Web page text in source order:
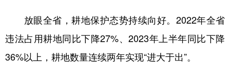
放眼全省，耕地保护态势持续向好。2022年全省
违法占用耕地同比下降27%、2023年上半年同比下降
36%以上，耕地数量连续两年实现“进大于出”。